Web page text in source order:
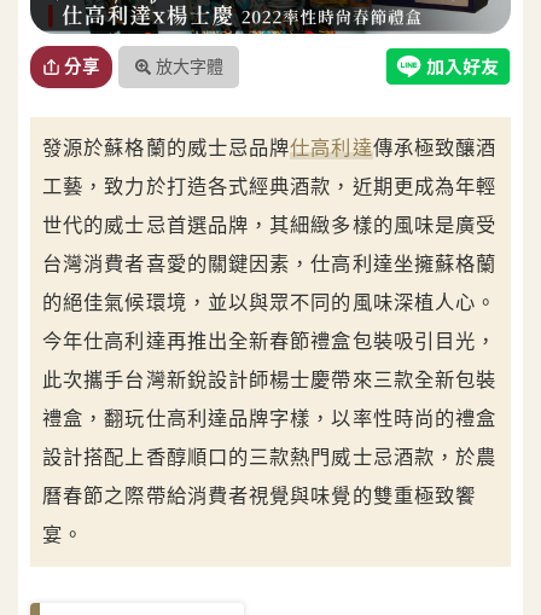
分享 放大字體
發源於蘇格蘭的威士忌品牌仕高利達傳承極致釀酒
工藝，致力於打造各式經典酒款，近期更成為年輕
世代的威士忌首選品牌，其細緻多樣的風味是廣受
台灣消費者喜愛的關鍵因素，仕高利達坐擁蘇格蘭
的絕佳氣候環境，並以與眾不同的風味深植人心。
今年仕高利達再推出全新春節禮盒包裝吸引目光，
此次攜手台灣新銳設計師楊士慶帶來三款全新包裝
禮盒，翻玩仕高利達品牌字樣，以率性時尚的禮盒
設計搭配上香醇順口的三款熱門威士忌酒款，於農
曆春節之際帶給消費者視覺與味覺的雙重極致饗
宴。